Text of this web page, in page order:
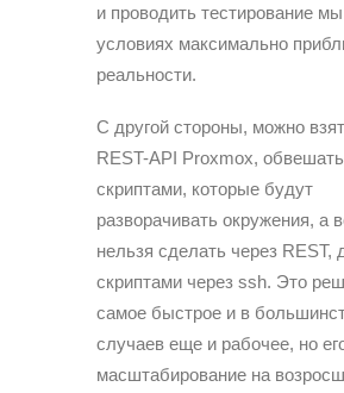
и проводить тестирование
условиях максимально
реальности.
С другой стороны, можно
REST-API Proxmox,
скриптами, которые будут
разворачивать окружения, а
нельзя сделать через REST,
скриптами через ssh. Это
самое быстрое и в
случаев еще и рабочее, но
масштабирование на